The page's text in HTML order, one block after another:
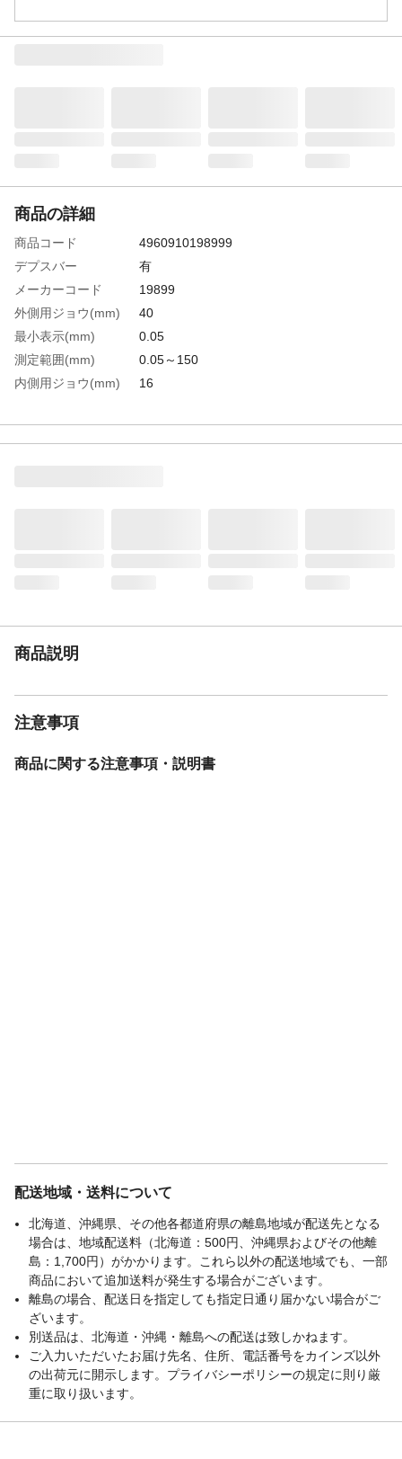
商品の詳細
商品コード
4960910198999
デプスバー
有
メーカーコード
19899
外側用ジョウ(mm)
40
最小表示(mm)
0.05
測定範囲(mm)
0.05～150
内側用ジョウ(mm)
16
生産国
中国
商品説明
注意事項
商品に関する注意事項・説明書
配送地域・送料について
北海道、沖縄県、その他各都道府県の離島地域が配送先となる
場合は、地域配送料（北海道：500円、沖縄県およびその他離
島：1,700円）がかかります。これら以外の配送地域でも、一部
商品において追加送料が発生する場合がございます。
離島の場合、配送日を指定しても指定日通り届かない場合がご
ざいます。
別送品は、北海道・沖縄・離島への配送は致しかねます。
ご入力いただいたお届け先名、住所、電話番号をカインズ以外
の出荷元に開示します。プライバシーポリシーの規定に則り厳
重に取り扱います。